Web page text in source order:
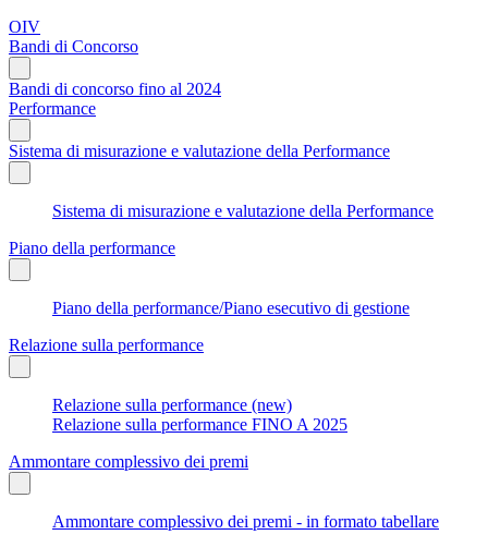
OIV
Bandi di Concorso
Bandi di concorso fino al 2024
Performance
Sistema di misurazione e valutazione della Performance
Sistema di misurazione e valutazione della Performance
Piano della performance
Piano della performance/Piano esecutivo di gestione
Relazione sulla performance
Relazione sulla performance (new)
Relazione sulla performance FINO A 2025
Ammontare complessivo dei premi
Ammontare complessivo dei premi - in formato tabellare